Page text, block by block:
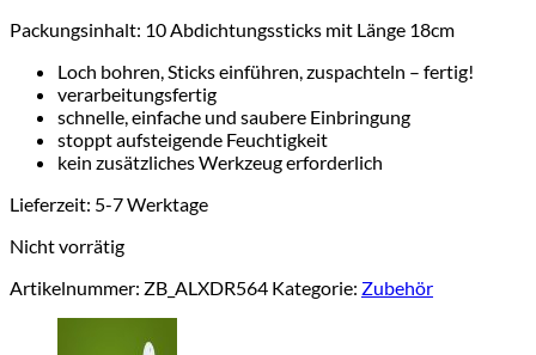
Packungsinhalt: 10 Abdichtungssticks mit Länge 18cm
Loch bohren, Sticks einführen, zuspachteln – fertig!
verarbeitungsfertig
schnelle, einfache und saubere Einbringung
stoppt aufsteigende Feuchtigkeit
kein zusätzliches Werkzeug erforderlich
Lieferzeit: 5-7 Werktage
Nicht vorrätig
Artikelnummer: ZB_ALXDR564 Kategorie: Zubehör